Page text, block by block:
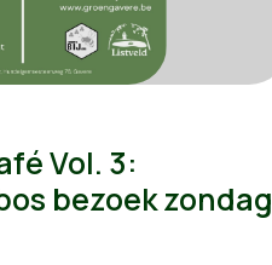
Vol. 3:
bezoek zondag